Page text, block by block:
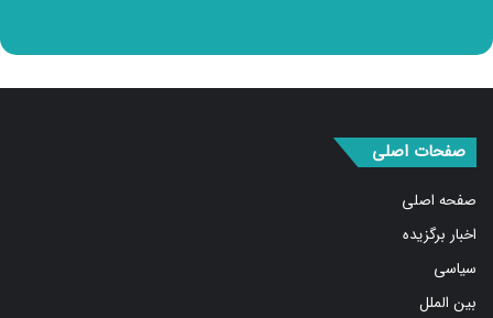
صفحات اصلی
صفحه اصلی
اخبار برگزیده
سیاسی
بین الملل